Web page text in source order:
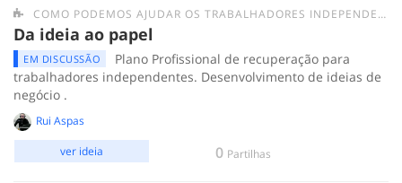
COMO PODEMOS AJUDAR OS TRABALHADORES INDEPENDENTES?
Da ideia ao papel
EM DISCUSSÃO
Plano Profissional de recuperação para
trabalhadores independentes. Desenvolvimento de ideias de
negócio .
Rui Aspas
0 Partilhas
ver ideia